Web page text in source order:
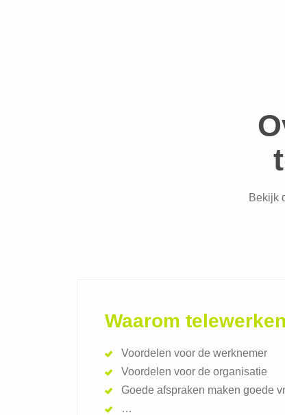
Bekijk
Waarom
Voordelen voor de werknemer
Voordelen voor de organisatie
Goede afspraken maken goede
…